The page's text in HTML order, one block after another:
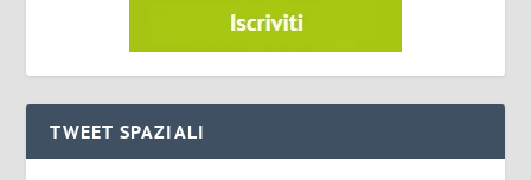
TWEET SPAZIALI